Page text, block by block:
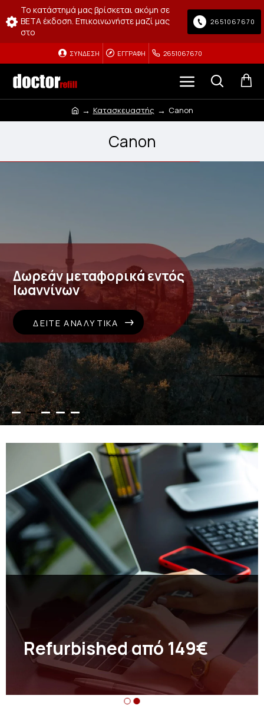
Το κατάστημά μας βρίσκεται ακόμη σε
BETA έκδοση. Επικοινωνήστε μαζί μας
στο
2651067670
ΣΎΝΔΕΣΗ ΕΓΓΡΑΦΉ 2651067670
Κατασκευαστής Canon
Canon
Δωρεάν μεταφορικά εντός
Ιωαννίνων
ΔΕΊΤΕ ΑΝΑΛΥΤΙΚΆ
Refurbished από 149€